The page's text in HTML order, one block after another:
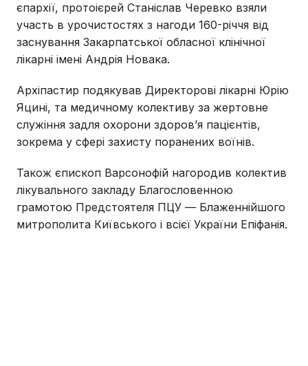
єпархії, протоієрей Станіслав Черевко взяли
участь в урочистостях з нагоди 160-річчя від
заснування Закарпатської обласної клінічної
лікарні імені Андрія Новака.
Архіпастир подякував Директорові лікарні Юрію
Яцині, та медичному колективу за жертовне
служіння задля охорони здоровʼя пацієнтів,
зокрема у сфері захисту поранених воїнів.
Також єпископ Варсонофій нагородив колектив
лікувального закладу Благословенною
грамотою Предстоятеля ПЦУ — Блаженнійшого
митрополита Київського і всієї України Епіфанія.